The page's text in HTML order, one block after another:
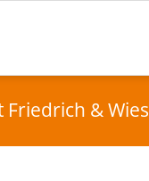
Friedrich &